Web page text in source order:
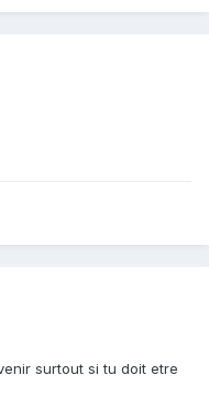
surtout si tu doit etre